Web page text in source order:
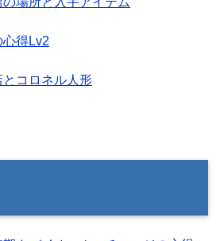
得Lv2
コロネル人形